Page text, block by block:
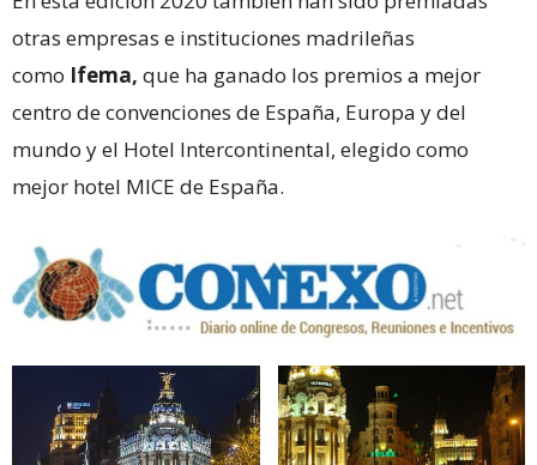
otras empresas e instituciones madrileñas
como Ifema, que ha ganado los premios a mejor
centro de convenciones de España, Europa y del
mundo y el Hotel Intercontinental, elegido como
mejor hotel MICE de España.